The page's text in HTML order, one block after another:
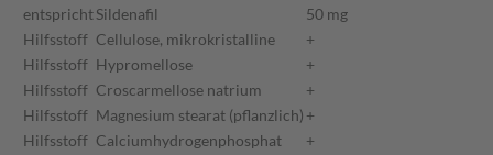
entsprichtSildenafil
50 mg
Hilfsstoff Cellulose, mikrokristalline
+
Hilfsstoff Hypromellose
+
Hilfsstoff Croscarmellose natrium
+
Hilfsstoff Magnesium stearat (pflanzlich) +
Hilfsstoff Calciumhydrogenphosphat
+